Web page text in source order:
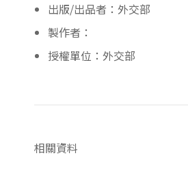
出版/出品者：外交部
製作者：
授權單位：外交部
相關資料